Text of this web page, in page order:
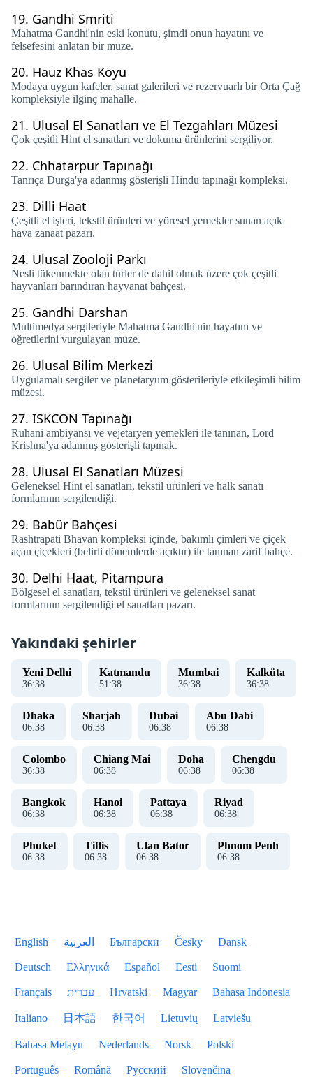
19. Gandhi Smriti
Mahatma Gandhi'nin eski konutu, şimdi onun hayatını ve
felsefesini anlatan bir müze.
20. Hauz Khas Köyü
Modaya uygun kafeler, sanat galerileri ve rezervuarlı bir Orta Çağ
kompleksiyle ilginç mahalle.
21. Ulusal El Sanatları ve El Tezgahları Müzesi
Çok çeşitli Hint el sanatları ve dokuma ürünlerini sergiliyor.
22. Chhatarpur Tapınağı
Tanrıça Durga'ya adanmış gösterişli Hindu tapınağı kompleksi.
23. Dilli Haat
Çeşitli el işleri, tekstil ürünleri ve yöresel yemekler sunan açık
hava zanaat pazarı.
24. Ulusal Zooloji Parkı
Nesli tükenmekte olan türler de dahil olmak üzere çok çeşitli
hayvanları barındıran hayvanat bahçesi.
25. Gandhi Darshan
Multimedya sergileriyle Mahatma Gandhi'nin hayatını ve
öğretilerini vurgulayan müze.
26. Ulusal Bilim Merkezi
Uygulamalı sergiler ve planetaryum gösterileriyle etkileşimli bilim
müzesi.
27. ISKCON Tapınağı
Ruhani ambiyansı ve vejetaryen yemekleri ile tanınan, Lord
Krishna'ya adanmış gösterişli tapınak.
28. Ulusal El Sanatları Müzesi
Geleneksel Hint el sanatları, tekstil ürünleri ve halk sanatı
formlarının sergilendiği.
29. Babür Bahçesi
Rashtrapati Bhavan kompleksi içinde, bakımlı çimleri ve çiçek
açan çiçekleri (belirli dönemlerde açıktır) ile tanınan zarif bahçe.
30. Delhi Haat, Pitampura
Bölgesel el sanatları, tekstil ürünleri ve geleneksel sanat
formlarının sergilendiği el sanatları pazarı.
Yakındaki şehirler
Yeni Delhi
36:38
Katmandu
51:38
Mumbai
36:38
Kalküta
36:38
Dhaka
06:38
Sharjah
06:38
Dubai
06:38
Abu Dabi
06:38
Colombo
36:38
Chiang Mai
06:38
Doha
06:38
Chengdu
06:38
Bangkok
06:38
Hanoi
06:38
Pattaya
06:38
Riyad
06:38
Phuket
06:38
Tiflis
06:38
Ulan Bator
06:38
Phnom Penh
06:38
English العربية Български Česky Dansk
Deutsch Ελληνικά Español Eesti Suomi
Français עברית Hrvatski Magyar Bahasa Indonesia
Italiano 日本語 한국어 Lietuvių Latviešu
Bahasa Melayu Nederlands Norsk Polski
Português Română Русский Slovenčina